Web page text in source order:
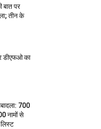
बात पर
तीन के
डीएफओ का
700
नामों से